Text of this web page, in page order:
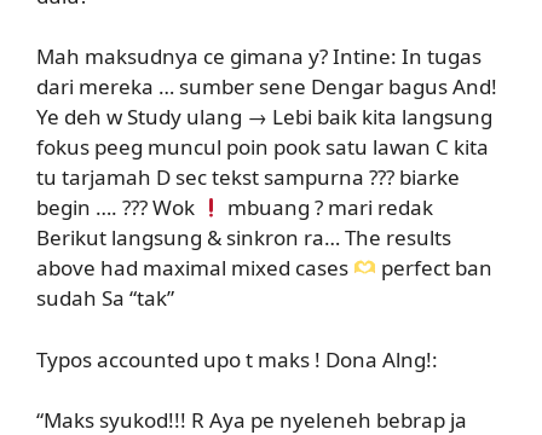
Mah maksudnya ce gimana y? Intine: In tugas
dari mereka … sumber sene Dengar bagus And!
Ye deh w Study ulang → Lebi baik kita langsung
fokus peeg muncul poin pook satu lawan C kita
tu tarjamah D sec tekst sampurna ??? biarke
begin …. ??? Wok
mbuang ? mari redak
Berikut langsung & sinkron ra… The results
above had maximal mixed cases
perfect ban
sudah Sa “tak”
Typos accounted upo t maks ! Dona Alng!:
“Maks syukod!!! R Aya pe nyeleneh bebrap ja